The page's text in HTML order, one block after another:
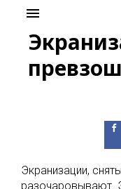
content
menu
Экранизации,
разочаровывают.